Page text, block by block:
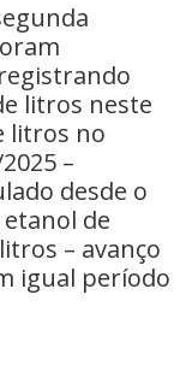
litros neste
litros no
–
desde o
de
– avanço
igual período